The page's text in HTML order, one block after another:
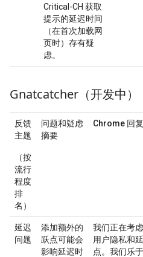
Critical-CH 获取
提示的延迟时间
（在首次加载网
页时）存有疑
虑。
Gnatcatcher（开发中）
反馈
主题
（按
流行
程度
排
名）
问题和疑虑
摘要
Chrome 回复
延迟
问题
添加额外的
跃点可能会
影响延迟时
我们正在考
用户隐私和
点。我们乐